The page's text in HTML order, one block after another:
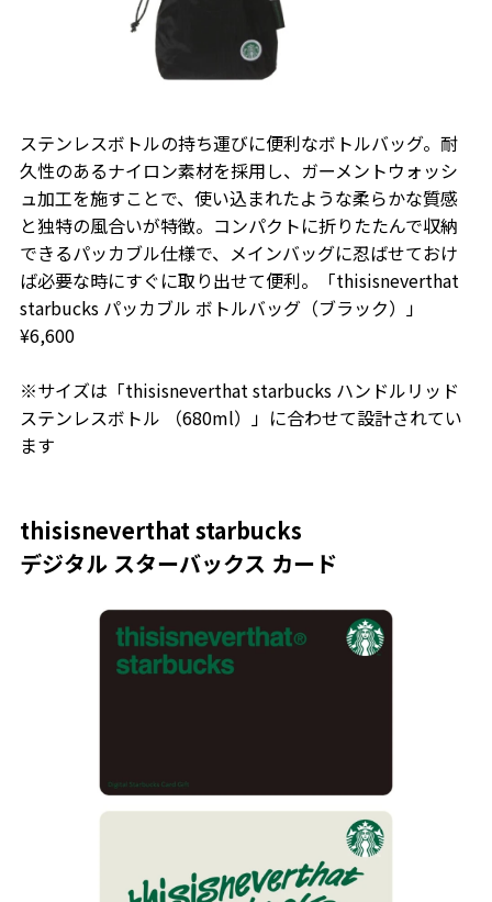
ステンレスボトルの持ち運びに便利なボトルバッグ。耐
久性のあるナイロン素材を採用し、ガーメントウォッシ
ュ加工を施すことで、使い込まれたような柔らかな質感
と独特の風合いが特徴。コンパクトに折りたたんで収納
できるパッカブル仕様で、メインバッグに忍ばせておけ
ば必要な時にすぐに取り出せて便利。「thisisneverthat
starbucks パッカブル ボトルバッグ（ブラック）」
¥6,600
※サイズは「thisisneverthat starbucks ハンドルリッド
ステンレスボトル （680ml）」に合わせて設計されてい
ます
thisisneverthat starbucks
デジタル スターバックス カード